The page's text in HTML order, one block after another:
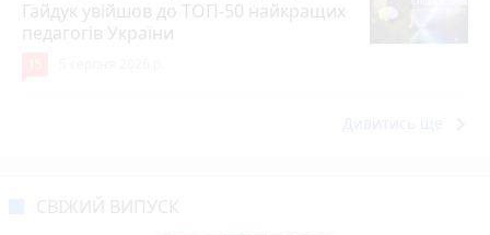
Гайдук увійшов до ТОП-50 найкращих
педагогів України